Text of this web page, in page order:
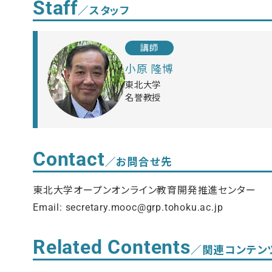
Staff／スタッフ
講師
小原 隆博
東北大学
名誉教授
Contact／お問合せ先
東北大学オープンオンライン教育開発推進センター
Email: secretary.mooc@grp.tohoku.ac.jp
Related Contents／関連コンテン